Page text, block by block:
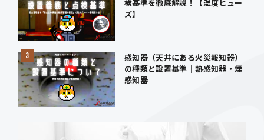
検基準を徹底解説！【温度ヒュー
ズ】
感知器（天井にある火災報知器）
の種類と設置基準｜熱感知器・煙
感知器